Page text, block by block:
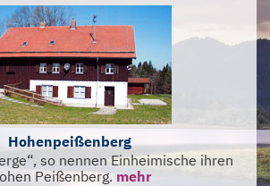
Hohenpeißenberg
so nennen Einheimische ihren
Peißenberg. mehr